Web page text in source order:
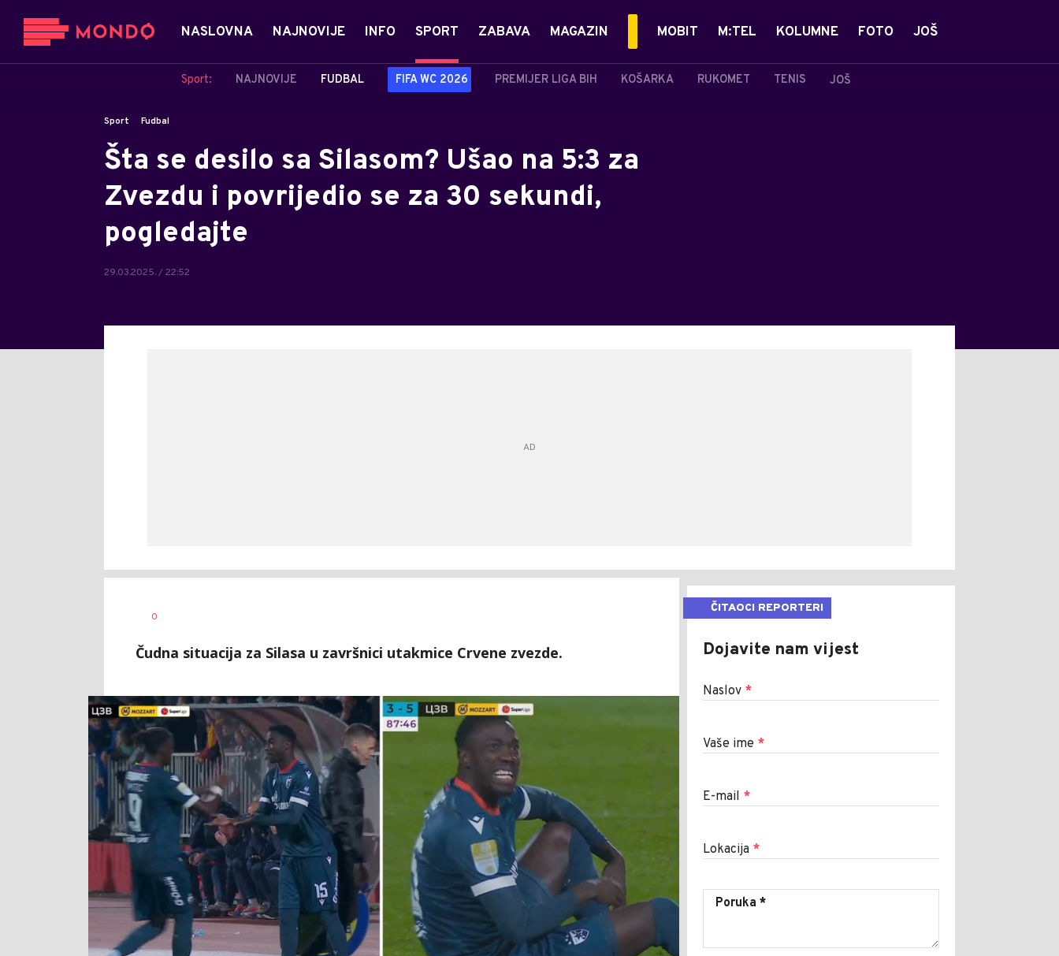
NASLOVNA NAJNOVIJE INFO SPORT
Sport: NAJNOVIJE FUDBAL FIFA WC 2026 PREMIJER LIGA BIH KOŠARKA RUKOMET TENIS JOŠ
ZABAVA MAGAZIN MOBIT M:TEL KOLUMNE FOTO JOŠ
Sport Fudbal
Šta se desilo sa Silasom? Ušao na 5:3 za
Zvezdu i povrijedio se za 30 sekundi,
pogledajte
29.03.2025. / 22:52
AUTOR
0
Čudna situacija za Silasa u završnici utakmice Crvene zvezde.
ČITAOCI REPORTERI
Dojavite nam vijest
Naslov *
Vaše ime *
E-mail *
Lokacija *